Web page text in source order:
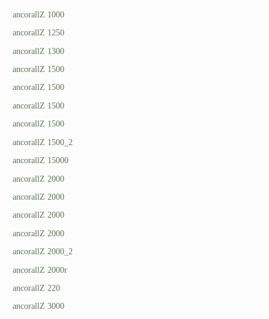
ancorallZ 1000
ancorallZ 1250
ancorallZ 1300
ancorallZ 1500
ancorallZ 1500
ancorallZ 1500
ancorallZ 1500
ancorallZ 1500_2
ancorallZ 15000
ancorallZ 2000
ancorallZ 2000
ancorallZ 2000
ancorallZ 2000
ancorallZ 2000_2
ancorallZ 2000r
ancorallZ 220
ancorallZ 3000